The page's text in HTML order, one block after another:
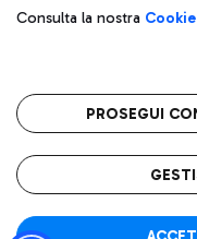
Gelateria
Wine Bar & Sparkling
Raggiungi l’aeroporto
Scopri la nostra offerta
Mappa Aeroporto
Privacy policy
Consulta la nostra
PROSEGUI